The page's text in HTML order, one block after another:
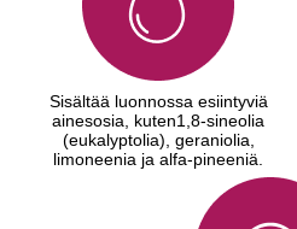
Sisältää luonnossa esiintyviä
ainesosia, kuten1,8-sineolia
(eukalyptolia), geraniolia,
limoneenia ja alfa-pineeniä.